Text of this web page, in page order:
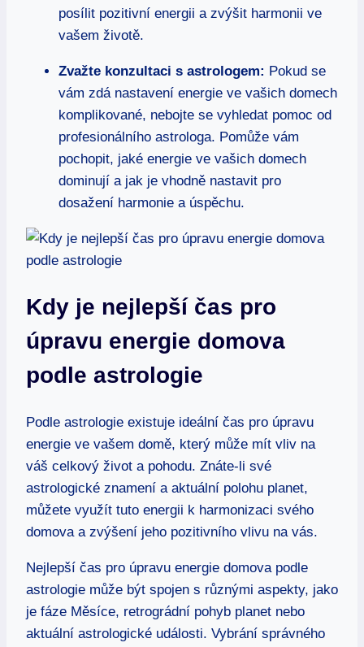
posílit pozitivní‍ energii ⁤a zvýšit ⁢harmonii ⁤ve
vašem životě.
Zvažte konzultaci s astrologem: ⁤Pokud se
vám zdá nastavení energie ve vašich domech
⁤komplikované,⁢ nebojte‌ se ⁢vyhledat pomoc od
profesionálního astrologa. Pomůže ⁢vám⁣
pochopit, jaké energie ve vašich domech
dominují a jak je vhodně nastavit ​pro
dosažení harmonie‌ a úspěchu.
Kdy je nejlepší ​čas pro
úpravu energie domova‌
podle astrologie
Podle‌ astrologie existuje ideální čas pro úpravu​
energie ve vašem domě, který ‌může ⁣mít vliv na
váš celkový život a pohodu. Znáte-li své
astrologické znamení a aktuální polohu⁣ planet,
můžete využít tuto energii k harmonizaci svého‍
domova a zvýšení​ jeho⁣ pozitivního vlivu na vás.
Nejlepší čas ‍pro úpravu ‍energie ⁣domova ‌podle
⁢astrologie může být spojen s různými aspekty, jako
je fáze Měsíce,​ retrográdní pohyb planet nebo⁣
aktuální​ astrologické události. Vybrání správného